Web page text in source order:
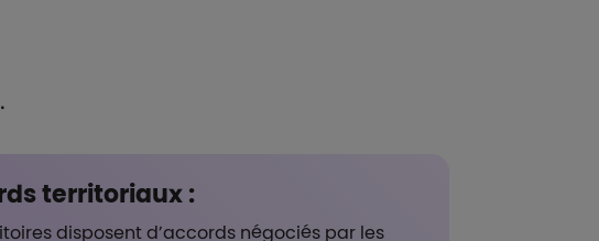
territoriaux :
disposent d’accords négociés par les